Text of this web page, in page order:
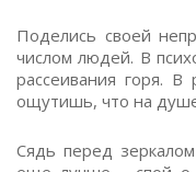
Поделись своей
числом людей. В
рассеивания горя.
ощутишь, что на
Сядь перед